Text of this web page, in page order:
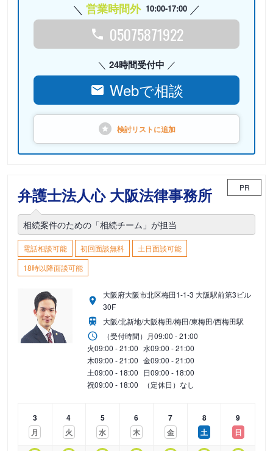
営業時間外 10:00-17:00
05075871922
24時間受付中
Webで相談
検討リストに追加
弁護士法人心 大阪法律事務所 PR
相続案件のための「相続チーム」が担当
電話相談可能 初回面談無料
土日面談可能
18時以降面談可能
大阪府大阪市北区梅田1-1-3 大阪駅前第3ビル
30F
大阪/北新地/大阪梅田/梅田/東梅田/西梅田駅
（受付時間） 月09:00 - 21:00
火09:00 - 21:00 水09:00 - 21:00
木09:00 - 21:00 金09:00 - 21:00
土09:00 - 18:00 日09:00 - 18:00
祝09:00 - 18:00 （定休日）なし
3
月
4
火
5
水
6
木
7
金
8
土
9
日